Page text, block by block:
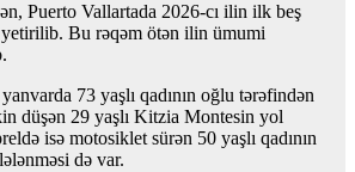
Puerto Vallartada 2026-cı ilin ilk beş
yetirilib. Bu rəqəm ötən ilin ümumi
73 yaşlı qadının oğlu tərəfindən
düşən 29 yaşlı Kitzia Montesin yol
isə motosiklet sürən 50 yaşlı qadının
də var.